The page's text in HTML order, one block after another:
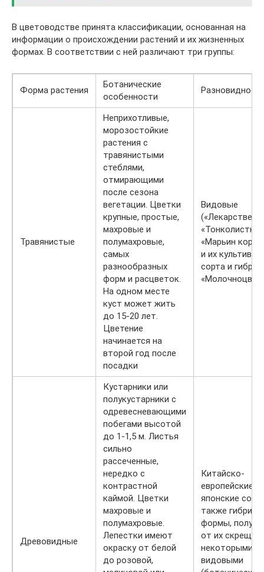
В цветоводстве принята классификации, основанная на
информации о происхождении растений и их жизненных
формах. В соответствии с ней различают три группы:
Форма растения
Ботанические
особенности
Травянистые
Неприхотливые,
морозостойкие
растения с
травянистыми
стеблями,
отмирающими
после сезона
вегетации. Цветки
крупные, простые,
махровые и
полумахровые,
самых
разнообразных
форм и расцветок.
На одном месте
куст может жить
до 15-20 лет.
Цветение
начинается на
второй год после
посадки
Видовые
«Марьин
и их
сорта и
Древовидные
Кустарники или
полукустарники с
одревесневающими
побегами высотой
до 1-1,5 м. Листья
сильно
рассеченные,
нередко с
контрастной
каймой. Цветки
махровые и
полумахровые.
Лепестки имеют
окраску от белой
до розовой,
Китайско-
европейские и
японские
также
формы,
от их
некоторыми
видовыми